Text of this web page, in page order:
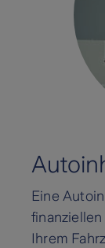
Eine
Ihrem